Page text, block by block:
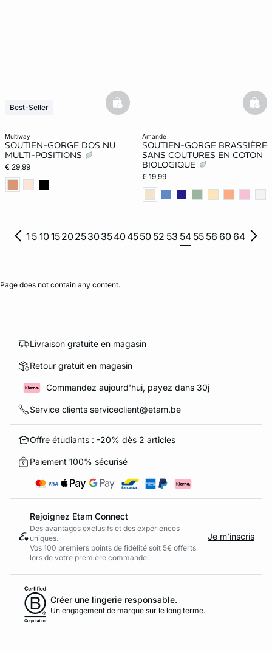
multiway
SOUTIEN-GORGE DOS NU
MULTI-POSITIONS
€ 29,99
Best-Seller basketfull
amande
SOUTIEN-GORGE BRASSIÈRE
SANS COUTURES EN COTON
BIOLOGIQUE
€ 19,99
1 5 101520253035404550 52 53 54 55 56 60 64
Page does not contain any content.
Livraison gratuite en magasin
Retour gratuit en magasin
Commandez aujourd'hui, payez dans 30j
Service clients serviceclient@etam.be
Offre étudiants : -20% dès 2 articles
Paiement 100% sécurisé
Rejoignez Etam Connect
Des avantages exclusifs et des expériences
uniques.
Vos 100 premiers points de fidélité soit 5€ offerts
lors de votre première commande.​
Je m’inscris
Créer une lingerie responsable.
Un engagement de marque sur le long terme.